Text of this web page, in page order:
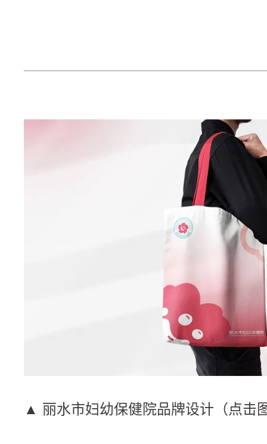
▲ 丽水市妇幼保健院品牌设计（点击